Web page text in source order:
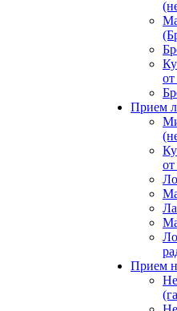
Прием
Прием